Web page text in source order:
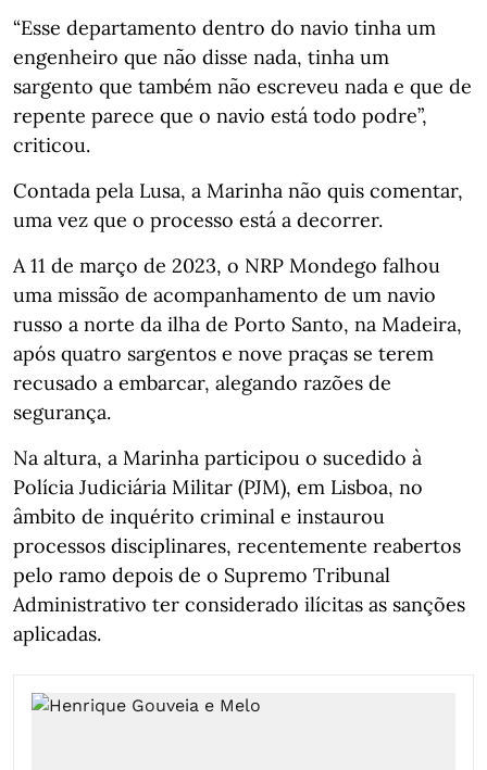
“Esse departamento dentro do navio tinha um
engenheiro que não disse nada, tinha um
sargento que também não escreveu nada e que de
repente parece que o navio está todo podre”,
criticou.
Contada pela Lusa, a Marinha não quis comentar,
uma vez que o processo está a decorrer.
A 11 de março de 2023, o NRP Mondego falhou
uma missão de acompanhamento de um navio
russo a norte da ilha de Porto Santo, na Madeira,
após quatro sargentos e nove praças se terem
recusado a embarcar, alegando razões de
segurança.
Na altura, a Marinha participou o sucedido à
Polícia Judiciária Militar (PJM), em Lisboa, no
âmbito de inquérito criminal e instaurou
processos disciplinares, recentemente reabertos
pelo ramo depois de o Supremo Tribunal
Administrativo ter considerado ilícitas as sanções
aplicadas.